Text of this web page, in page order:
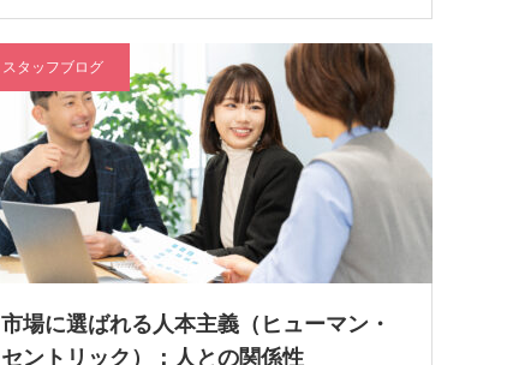
スタッフブログ
市場に選ばれる人本主義（ヒューマン・
セントリック）：人との関係性